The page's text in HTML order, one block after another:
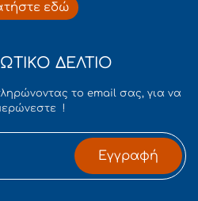
εδώ
ΔΕΛΤΙΟ
το email σας, για να
!
Εγγραφή